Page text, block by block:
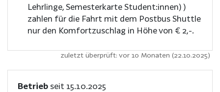
Lehrlinge, Semesterkarte Student:innen) )
zahlen für die Fahrt mit dem Postbus Shuttle
nur den Komfortzuschlag in Höhe von € 2,-.
zuletzt überprüft: vor 10 Monaten (22.10.2025)
Betrieb seit 15.10.2025